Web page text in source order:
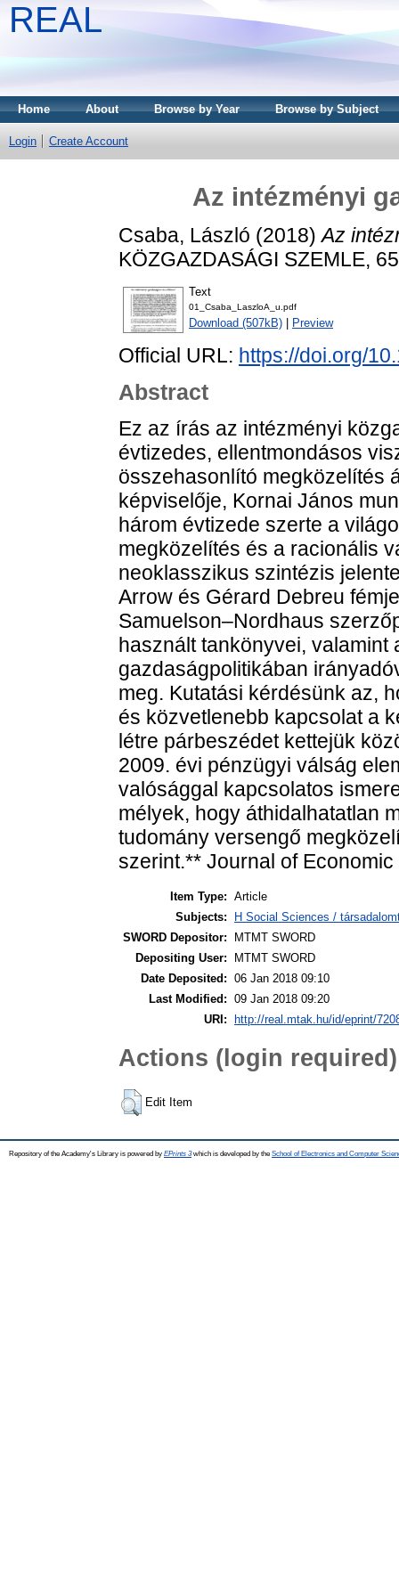
REAL
Home About Browse by Year Browse by Subject
Login Create Account
Az intézményi
Csaba, László (2018)Az
KÖZGAZDASÁGI SZEMLE,
Text
01_Csaba_LaszloA_u.pdf
Download (507kB) Preview
Official URL: https://doi.org/
Abstract
Ez az írás az intézményi
évtizedes, ellentmondásos
összehasonlító megközelítés
képviselője, Kornai János
három évtizede szerte a
megközelítés és a racionális
neoklasszikus szintézis
Arrow és Gérard Debreu
Samuelson–Nordhaus
használt tankönyvei, valamint
gazdaságpolitikában
meg. Kutatási kérdésünk az,
és közvetlenebb kapcsolat a
létre párbeszédet kettejük
2009. évi pénzügyi válság
valósággal kapcsolatos
mélyek, hogy áthidalhatatlan
tudomány versengő
szerint.** Journal of
Item Type: Article
Subjects:
H Social Sciences /
SWORD Depositor:
MTMT SWORD
Depositing User:
MTMT SWORD
Date Deposited: 06 Jan 2018 09:10
Last Modified: 09 Jan 2018 09:20
URI:
http://real.mtak.hu/id/eprint/
Actions (login required)
Edit Item
Repository of the Academy's Library is powered by EPrints 3which is developed by the School of Electronics and Computer